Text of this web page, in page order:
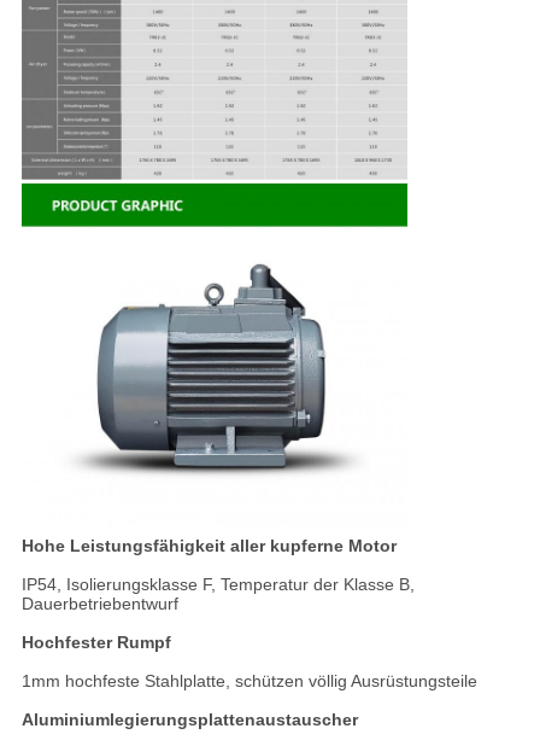
Hohe Leistungsfähigkeit aller kupferne Motor
IP54, Isolierungsklasse F, Temperatur der Klasse B,
Dauerbetriebentwurf
Hochfester Rumpf
1mm hochfeste Stahlplatte, schützen völlig Ausrüstungsteile
Aluminiumlegierungsplattenaustauscher